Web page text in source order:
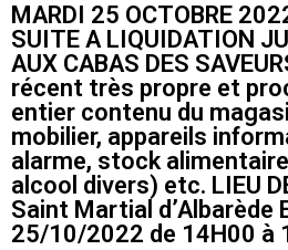
MARDI 25 OCTOBRE
SUITE A LIQUIDATION
AUX CABAS DES
récent très propre et
entier contenu du
mobilier, appareils
alarme, stock
alcool divers) etc. LIEU
Saint Martial d’Albarède
25/10/2022 de 14H00 à